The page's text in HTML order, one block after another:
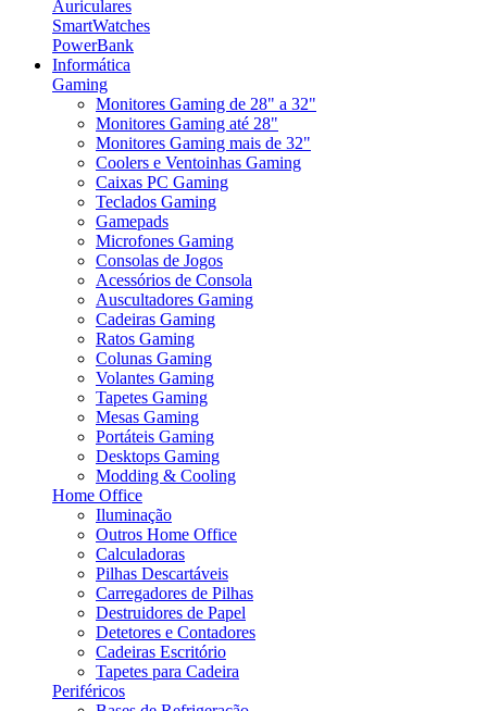
Auriculares
SmartWatches
PowerBank
Informática
Gaming
Monitores Gaming de 28" a 32"
Monitores Gaming até 28"
Monitores Gaming mais de 32"
Coolers e Ventoinhas Gaming
Caixas PC Gaming
Teclados Gaming
Gamepads
Microfones Gaming
Consolas de Jogos
Acessórios de Consola
Auscultadores Gaming
Cadeiras Gaming
Ratos Gaming
Colunas Gaming
Volantes Gaming
Tapetes Gaming
Mesas Gaming
Portáteis Gaming
Desktops Gaming
Modding & Cooling
Home Office
Iluminação
Outros Home Office
Calculadoras
Pilhas Descartáveis
Carregadores de Pilhas
Destruidores de Papel
Detetores e Contadores
Cadeiras Escritório
Tapetes para Cadeira
Periféricos